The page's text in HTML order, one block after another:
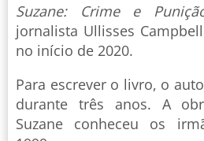
Suzane: Crime e
jornalista Ullisses
no início de 2020.
Para escrever o livro, o
durante três anos. A
Suzane conheceu os